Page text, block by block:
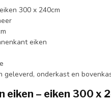
300 x 240cm
eiken
geleverd, onderkast en
eiken – eiken 300 x